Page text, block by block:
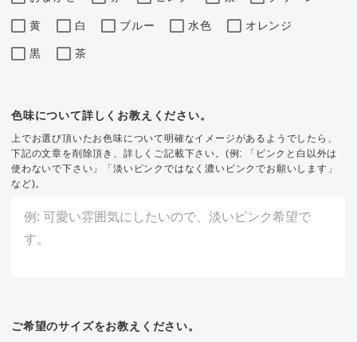
黄 白 ブルー 水色 オレンジ
黒 茶
色味について詳しくお教えください。
上でお選び頂いたお色味について明確なイメージがあるようでしたら、
下記の文章を削除頂き、詳しくご記載下さい。(例: 「ピンクと白以外は
使わないで下さい」「淡いピンクではなく濃いピンクでお願いします」
など)。
ご希望のサイズをお教えください。